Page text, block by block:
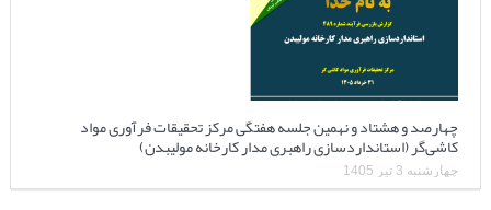
چهارصد و هشتاد و نهمین جلسه هفتگی مرکز تحقیقات فرآوری مواد
کاشی‌گر (استانداردسازی راهبری مدار کارخانه مولیبدن)
چهارشنبه 3 تیر 1405